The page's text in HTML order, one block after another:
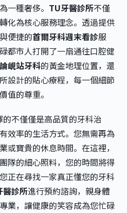
一種奢侈。 TU牙醫診所不僅
化為核心服務理念。透過提供
便捷的首爾牙科週末看診服
都市人打開了一扇通往口腔健
峴站牙科的黃金地理位置，還
所設計的貼心療程，每一個細節
值的尊重。
不僅僅是高品質的牙科治
效率的生活方式。您無需再為
或寶貴的休息時間。在這裡，
隊的細心照料，您的時間將得
正在尋找一家真正懂您的牙科
醫診所進行預約諮詢，親身體
業，讓健康的笑容成為您忙碌